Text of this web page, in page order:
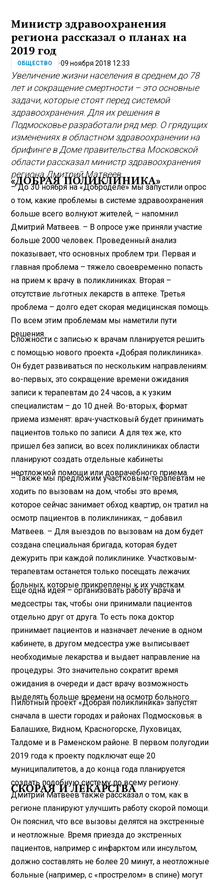
Министр здравоохранения
региона рассказал о планах на
2019 год
ОБЩЕСТВО 09 ноября 2018 12:33
Увеличение жизни населения в среднем до 78
лет и сокращение смертности – это основные
задачи, которые стоят перед системой
здравоохранения. Для их решения в
Подмосковье разработали ряд мер. О грядущих
изменениях в областном здравоохранении на
брифинге в Доме правительства Московской
области рассказал министр здравоохранения
региона Дмитрий Матвеев.
«ДОБРАЯ ПОЛИКЛИНИКА»
– До 30 ноября на «Доброделе» мы запустили опрос
о том, какие проблемы в системе здравоохранения
больше всего волнуют жителей, – напомнил
Дмитрий Матвеев. – В опросе уже приняли участие
больше 2000 человек. Проведенный анализ
показывает, что основных проблем три. Первая и
главная проблема – тяжело своевременно попасть
на прием к врачу в поликлиниках. Вторая –
отсутствие льготных лекарств в аптеке. Третья
проблема – долго едет скорая медицинская помощь.
По всем этим проблемам мы наметили пути
решения.
Сложности с записью к врачам планируется решить
с помощью нового проекта «Добрая поликлиника».
Он будет развиваться по нескольким направлениям:
во-первых, это сокращение времени ожидания
записи к терапевтам до 24 часов, а к узким
специалистам – до 10 дней. Во-вторых, формат
приема изменят: врач-участковый будет принимать
пациентов только по записи. А для тех же, кто
пришел без записи, во всех поликлиниках области
планируют создать отдельные кабинеты
неотложной помощи или доврачебного приема.
– Также мы предложим участковым-терапевтам не
ходить по вызовам на дом, чтобы это время,
которое сейчас занимает обход квартир, он тратил на
осмотр пациентов в поликлиниках, – добавил
Матвеев. – Для выездов по вызовам на дом будет
создана специальная бригада, которая будет
дежурить при каждой поликлинике. Участковым-
терапевтам останется только посещать лежачих
больных, которые прикреплены к их участкам.
Еще одна идея – организовать работу врача и
медсестры так, чтобы они принимали пациентов
отдельно друг от друга. То есть пока доктор
принимает пациентов и назначает лечение в одном
кабинете, в другом медсестра уже выписывает
необходимые лекарства и выдает направление на
процедуры. Это значительно сократит время
ожидания в очереди и даст врачу возможность
выделять больше времени на осмотр больного.
Пилотный проект «Добрая поликлиника» запустят
сначала в шести городах и районах Подмосковья: в
Балашихе, Видном, Красногорске, Луховицах,
Талдоме и в Раменском районе. В первом полугодии
2019 года к проекту подключат еще 20
муниципалитетов, а до конца года планируется
создать подобную систему по всему региону.
СКОРАЯ И ЛЕКАРСТВА
Дмитрий Матвеев также рассказал о том, как в
регионе планируют улучшить работу скорой помощи.
Он пояснил, что все вызовы делятся на экстренные
и неотложные. Время приезда до экстренных
пациентов, например с инфарктом или инсультом,
должно составлять не более 20 минут, а неотложные
больные (например, с «прострелом» в спине) могут